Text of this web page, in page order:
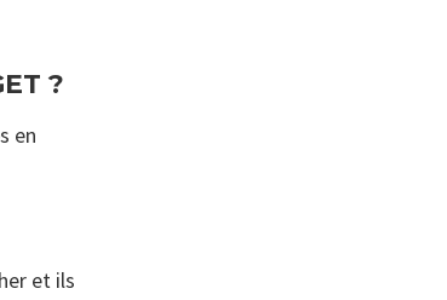
?
en
et ils